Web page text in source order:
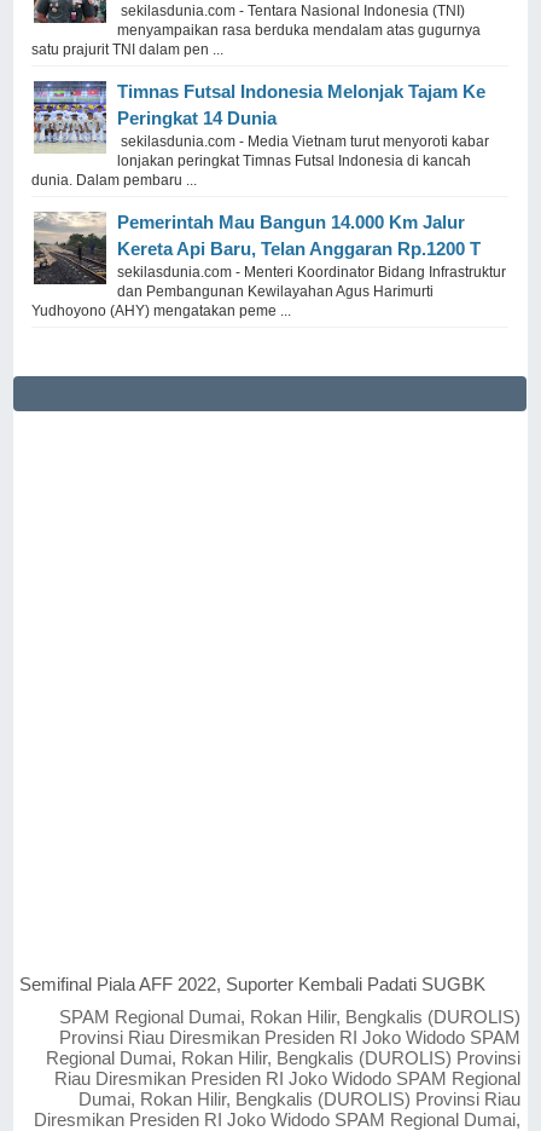
sekilasdunia.com - Tentara Nasional Indonesia (TNI)
menyampaikan rasa berduka mendalam atas gugurnya
satu prajurit TNI dalam pen ...
Timnas Futsal Indonesia Melonjak Tajam Ke
Peringkat 14 Dunia
sekilasdunia.com - Media Vietnam turut menyoroti kabar
lonjakan peringkat Timnas Futsal Indonesia di kancah
dunia. Dalam pembaru ...
Pemerintah Mau Bangun 14.000 Km Jalur
Kereta Api Baru, Telan Anggaran Rp.1200 T
sekilasdunia.com - Menteri Koordinator Bidang Infrastruktur
dan Pembangunan Kewilayahan Agus Harimurti
Yudhoyono (AHY) mengatakan peme ...
Semifinal Piala AFF 2022, Suporter Kembali Padati SUGBK
SPAM Regional Dumai, Rokan Hilir, Bengkalis (DUROLIS)
Provinsi Riau Diresmikan Presiden RI Joko Widodo SPAM
Regional Dumai, Rokan Hilir, Bengkalis (DUROLIS) Provinsi
Riau Diresmikan Presiden RI Joko Widodo SPAM Regional
Dumai, Rokan Hilir, Bengkalis (DUROLIS) Provinsi Riau
Diresmikan Presiden RI Joko Widodo SPAM Regional Dumai,